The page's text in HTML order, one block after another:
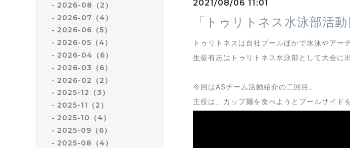
2026-08（2）
2026-07（4）
2026-06（5）
2026-05（4）
2026-04（6）
2026-03（6）
2026-02（2）
2025-12（3）
2025-11（2）
2025-10（4）
2025-09（6）
2025-08（4）
2021/08/06 11:01
「トゥリトネス水泳部活
トゥリトネスは自社プールほかで水泳やアー
生徒有志はトゥリトネス水泳部として大会に
今回はASチーム活動紹介の二回目。
主役は、カップ麺を食べようとプールサイド